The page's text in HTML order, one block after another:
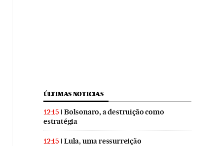
ÚLTIMAS NOTICIAS
12:15
Bolsonaro, a destruição como
estratégia
12:15 Lula, uma ressurreição